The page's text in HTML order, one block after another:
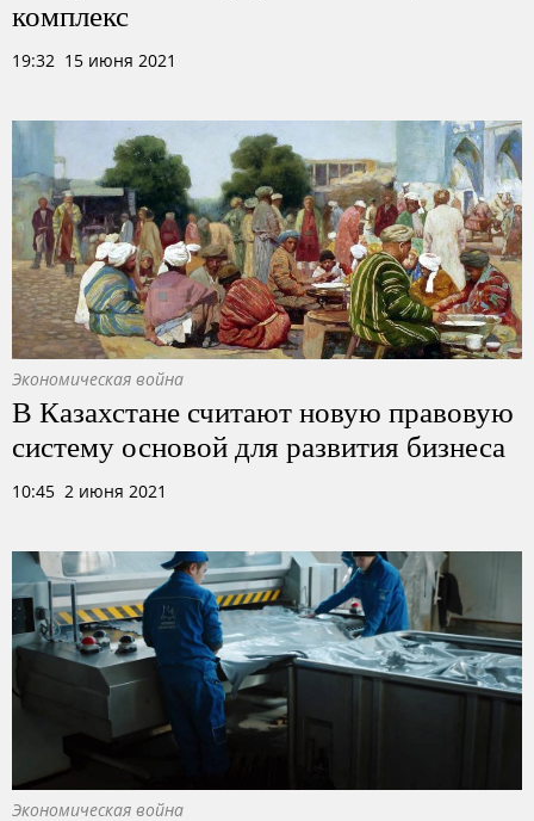
комплекс
19:32 15 июня 2021
Экономическая война
В Казахстане считают новую правовую
систему основой для развития бизнеса
10:45 2 июня 2021
Экономическая война